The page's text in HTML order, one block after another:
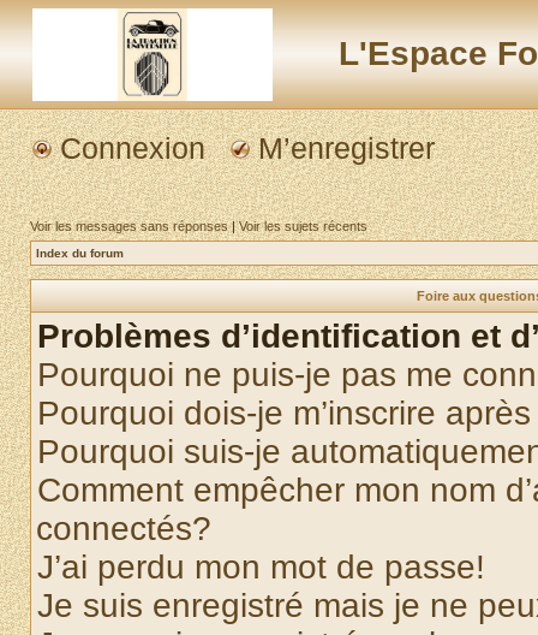
L'Espace
Connexion M’enregistrer
Voir les messages sans réponses|Voir les sujets récents
Index du forum
Foire aux
Problèmes d’identification et
Pourquoi ne puis-je pas me
Pourquoi dois-je m’inscrire
Pourquoi suis-je
Comment empêcher mon nom
connectés?
J’ai perdu mon mot de passe!
Je suis enregistré mais je ne